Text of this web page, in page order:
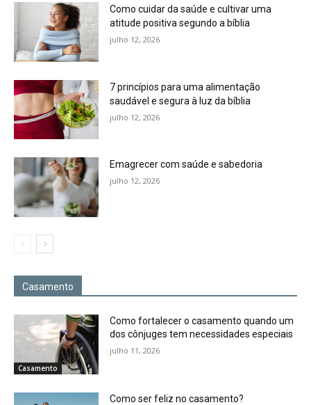
Como cuidar da saúde e cultivar uma
atitude positiva segundo a bíblia
julho 12, 2026
7 princípios para uma alimentação
saudável e segura à luz da bíblia
julho 12, 2026
Emagrecer com saúde e sabedoria
julho 12, 2026
Casamento
Casamento
Como fortalecer o casamento quando um
dos cônjuges tem necessidades especiais
julho 11, 2026
Como ser feliz no casamento?